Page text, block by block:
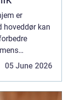
er
hoveddør kan
vil vi diskutere
05 June 2026